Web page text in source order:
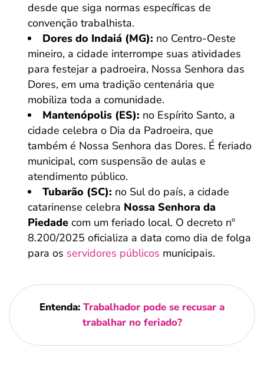
desde que siga normas específicas de
convenção trabalhista.
Dores do Indaiá (MG): no Centro-Oeste
mineiro, a cidade interrompe suas atividades
para festejar a padroeira, Nossa Senhora das
Dores, em uma tradição centenária que
mobiliza toda a comunidade.
Mantenópolis (ES): no Espírito Santo, a
cidade celebra o Dia da Padroeira, que
também é Nossa Senhora das Dores. É feriado
municipal, com suspensão de aulas e
atendimento público.
Tubarão (SC): no Sul do país, a cidade
catarinense celebra Nossa Senhora da
Piedade com um feriado local. O decreto nº
8.200/2025 oficializa a data como dia de folga
para os servidores públicos municipais.
Entenda: Trabalhador pode se recusar a
trabalhar no feriado​?